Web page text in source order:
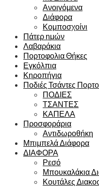
Ανοιγόμενα
Διάφορα
Κομποσχοίνι
Πάτερ ημών
Λαβαράκια
Πορτοφολια Θήκες
Εγκόλπια
Κηροπήγια
Ποδιές Τσάντες
ΠΟΔΙΕΣ
ΤΣΑΝΤΕΣ
ΚΑΠΕΛΑ
Προσφοράρια
Αντιδωροθήκη
Μπιμπελά Διάφορα
ΔΙΑΦΟΡΑ
Ρεσό
Μπουκαλάκια
Κουτάλες